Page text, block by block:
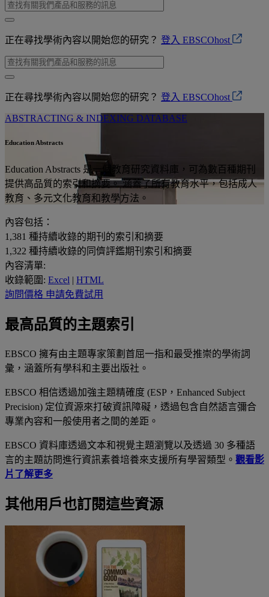
正在尋找學術內容以開始您的研究？ 登入 EBSCOhost
正在尋找學術內容以開始您的研究？ 登入 EBSCOhost
ABSTRACTING & INDEXING DATABASE
Education Abstracts
Education Abstracts 是一個教育研究資料庫，可為數百種期刊
提供高品質的索引和摘要。 涵蓋了所有教育水平，包括成人
教育、多元文化教育和教學方法。
內容包括：
1,381 種持續收錄的期刊的索引和摘要
1,322 種持續收錄的同儕評鑑期刊索引和摘要
內容清單:
收錄範圍: Excel | HTML
詢問價格 申請免費試用
最高品質的主題索引
EBSCO 擁有由主題專家策劃首屈一指和最受推崇的學術詞
彙，涵蓋所有學科和主要出版社。
EBSCO 相信透過加強主題精確度 (ESP，Enhanced Subject
Precision) 定位資源來打破資訊障礙，透過包含自然語言彌合
專業內容和一般使用者之間的差距。
EBSCO 資料庫透過文本和視覺主題瀏覽以及透過 30 多種語
言的主題訪問進行資訊素養培養來支援所有學習類型。 觀看影
片了解更多
其他用戶也訂閱這些資源